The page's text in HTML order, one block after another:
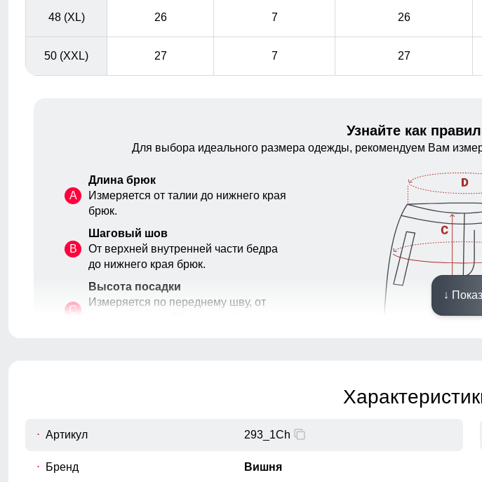
48 (XL) 26 7 26
50 (XXL) 27 7 27
Узнайте как
Для выбора идеального размера одежды, рекомендуем Вам
A
Длина брюк
Измеряется от талии до нижнего края
брюк.
B
Шаговый шов
От верхней внутренней части бедра
до нижнего края брюк.
C
Высота посадки
Измеряется по переднему шву, от
↓
Артикул 293_1Ch
Бренд Вишня